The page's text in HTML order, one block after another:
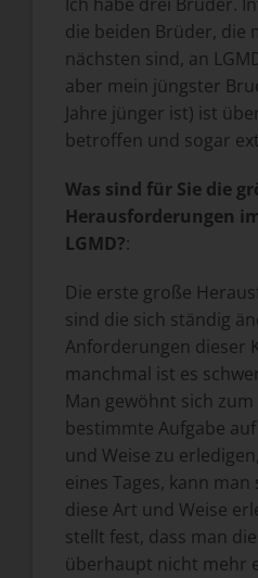
die beiden Brüder, die
nächsten sind, an
aber mein jüngster
Jahre jünger ist) ist
betroffen und sogar
Was sind für Sie die
Herausforderungen
LGMD?:
Die erste große
sind die sich ständig
Anforderungen dieser
manchmal ist es
Man gewöhnt sich
bestimmte Aufgabe
und Weise zu
eines Tages, kann
diese Art und Weise
stellt fest, dass man
überhaupt nicht mehr